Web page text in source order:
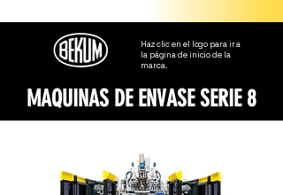
Haz clic en el logo para ir a
la página de inicio de la
marca.
MAQUINAS DE ENVASE SERIE 8